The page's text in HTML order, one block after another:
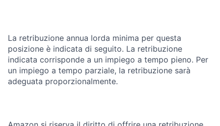
La retribuzione annua lorda minima per questa
posizione è indicata di seguito. La retribuzione
indicata corrisponde a un impiego a tempo pieno. Per
un impiego a tempo parziale, la retribuzione sarà
adeguata proporzionalmente.